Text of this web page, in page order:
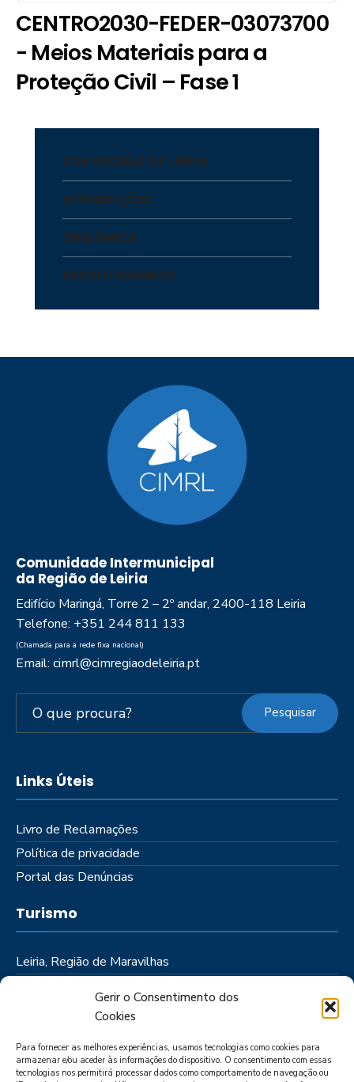
Gerir o Consentimento dos
Cookies
Para fornecer as melhores experiências, usamos tecnologias como cookies para
armazenar e/ou aceder às informações do dispositivo. O consentimento com essas
tecnologias nos permitirá processar dados como comportamento de navegação ou
CENTRO2030-FEDER-03073700
- Meios Materiais para a
Proteção Civil – Fase 1
CIM REGIÃO DE LEIRIA
ATRIBUIÇÕES
ORGÂNICA
RECRUTAMENTO
Comunidade Intermunicipal
da Região de Leiria
Edifício Maringá, Torre 2 – 2º andar, 2400-118 Leiria
Telefone: +351 244 811 133
(Chamada para a rede fixa nacional)
Email: cimrl@cimregiaodeleiria.pt
Pesquisar
Links Úteis
Livro de Reclamações
Política de privacidade
Portal das Denúncias
Turismo
Leiria, Região de Maravilhas
Roteiros